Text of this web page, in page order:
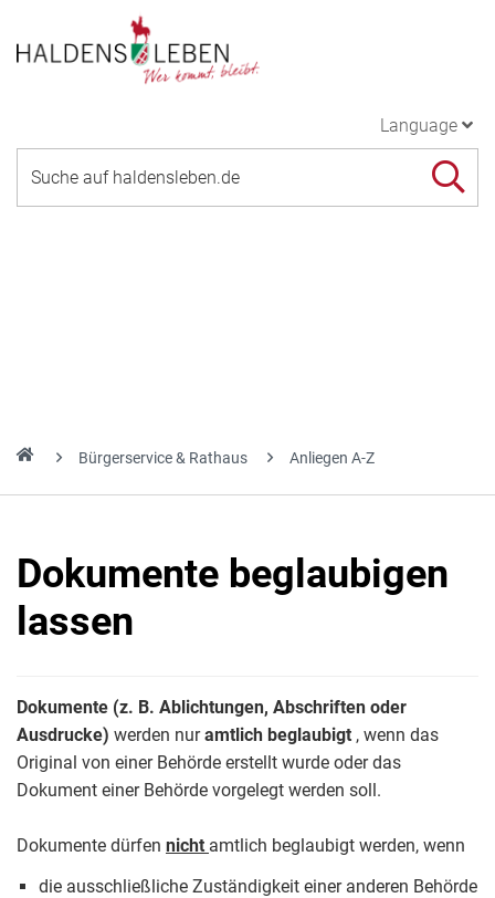
Language
Bürgerservice & Rathaus Anliegen A-Z
Dokumente beglaubigen
lassen
Dokumente (z. B. Ablichtungen, Abschriften oder
Ausdrucke) werden nuramtlich beglaubigt , wenn das
Original von einer Behörde erstellt wurde oder das
Dokument einer Behörde vorgelegt werden soll.
Dokumente dürfen nicht amtlich beglaubigt werden, wenn
die ausschließliche Zuständigkeit einer anderen Behörde